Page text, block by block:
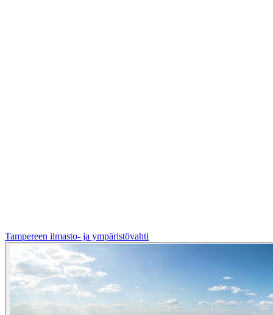
Tampereen ilmasto- ja ympäristövahti